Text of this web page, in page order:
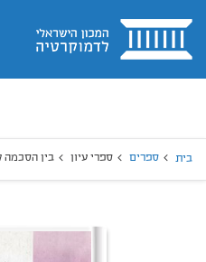
בית
בית ספרים ספרי עיון בין הסכמה